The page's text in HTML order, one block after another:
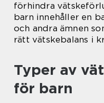
förhindra
barn innehåller en
och andra ämnen
rätt vätskebalans i
Typer av
för barn